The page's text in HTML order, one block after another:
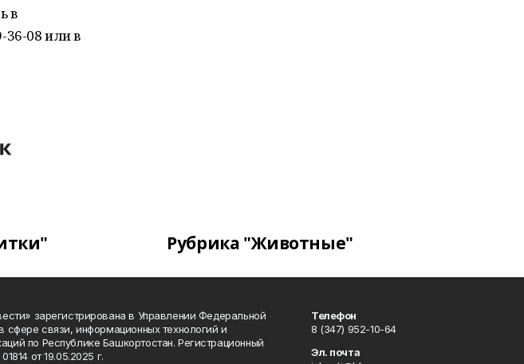
в
36-08 или в
Рубрика "Животные"
зарегистрирована в Управлении Федеральной
сфере связи, информационных технологий и
по Республике Башкортостан. Регистрационный
от 19.05.2025 г.
Телефон
8 (347) 952-10-64
Эл. почта